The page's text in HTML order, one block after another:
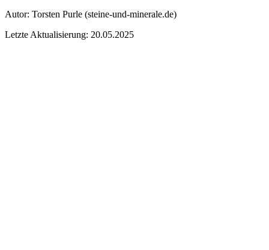
Autor: Torsten Purle (steine-und-minerale.de)
Letzte Aktualisierung: 20.05.2025